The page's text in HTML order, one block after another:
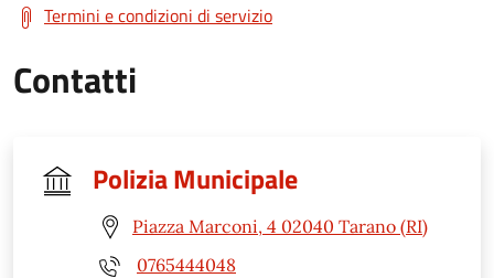
Termini e condizioni di servizio
Contatti
Polizia Municipale
Piazza Marconi, 4 02040 Tarano (RI)
0765444048